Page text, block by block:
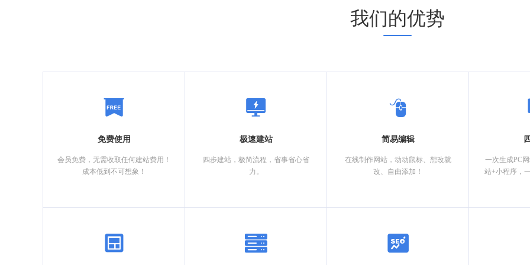
我们的优势
免费使用
会员免费，无需收取任何建站费用！
成本低到不可想象！
极速建站
四步建站，极简流程，省事省心省
力。
简易编辑
在线制作网站，动动鼠标、想改就
改、自由添加！
一次生成PC
站+小程序，